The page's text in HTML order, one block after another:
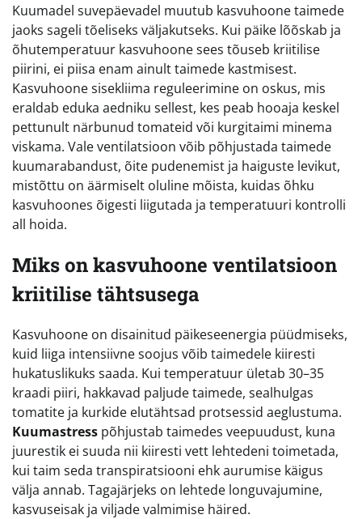
Kuumadel suvepäevadel muutub kasvuhoone taimede
jaoks sageli tõeliseks väljakutseks. Kui päike lõõskab ja
õhutemperatuur kasvuhoone sees tõuseb kriitilise
piirini, ei piisa enam ainult taimede kastmisest.
Kasvuhoone sisekliima reguleerimine on oskus, mis
eraldab eduka aedniku sellest, kes peab hooaja keskel
pettunult närbunud tomateid või kurgitaimi minema
viskama. Vale ventilatsioon võib põhjustada taimede
kuumarabandust, õite pudenemist ja haiguste levikut,
mistõttu on äärmiselt oluline mõista, kuidas õhku
kasvuhoones õigesti liigutada ja temperatuuri kontrolli
all hoida.
Miks on kasvuhoone ventilatsioon
kriitilise tähtsusega
Kasvuhoone on disainitud päikeseenergia püüdmiseks,
kuid liiga intensiivne soojus võib taimedele kiiresti
hukatuslikuks saada. Kui temperatuur ületab 30–35
kraadi piiri, hakkavad paljude taimede, sealhulgas
tomatite ja kurkide elutähtsad protsessid aeglustuma.
Kuumastress põhjustab taimedes veepuudust, kuna
juurestik ei suuda nii kiiresti vett lehtedeni toimetada,
kui taim seda transpiratsiooni ehk aurumise käigus
välja annab. Tagajärjeks on lehtede longuvajumine,
kasvuseisak ja viljade valmimise häired.